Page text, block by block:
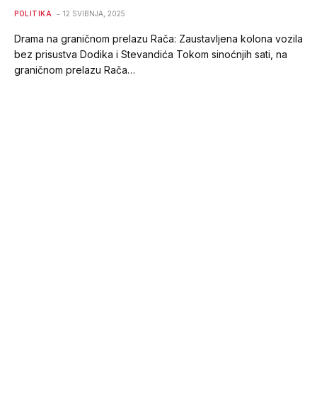
POLITIKA 12 SVIBNJA, 2025
Drama na graničnom prelazu Rača: Zaustavljena kolona vozila
bez prisustva Dodika i Stevandića Tokom sinoćnjih sati, na
graničnom prelazu Rača…